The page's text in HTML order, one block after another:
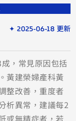
✦ 2025-06-18 更新
，常見原因包括
黃建榮婦產科黃
整改善，重度者
析異常，建議每2
或無精症者，若